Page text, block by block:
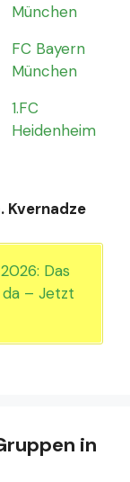
München
FC Bayern
München
1.FC
Heidenheim
Kvernadze
Das
– Jetzt
in